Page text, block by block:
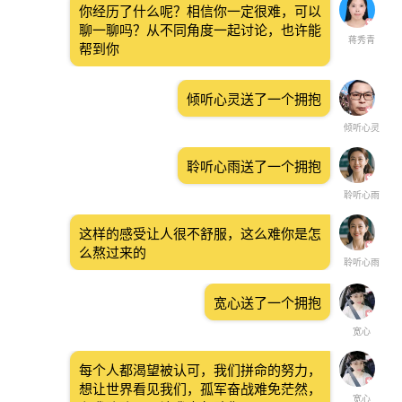
蒋秀青
你经历了什么呢？相信你一定很难，可以
聊一聊吗？从不同角度一起讨论，也许能
帮到你
倾听心灵
倾听心灵送了一个拥抱
聆听心雨
聆听心雨送了一个拥抱
聆听心雨
这样的感受让人很不舒服，这么难你是怎
么熬过来的
宽心
宽心送了一个拥抱
宽心
每个人都渴望被认可，我们拼命的努力，
想让世界看见我们，孤军奋战难免茫然，